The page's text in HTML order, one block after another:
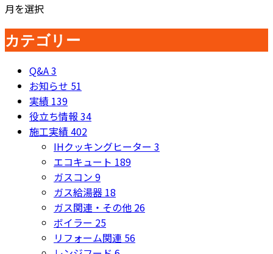
月を選択
カテゴリー
Q&A3
お知らせ 51
実績 139
役立ち情報 34
施工実績402
IHクッキングヒーター 3
エコキュート 189
ガスコン 9
ガス給湯器 18
ガス関連・その他 26
ボイラー 25
リフォーム関連 56